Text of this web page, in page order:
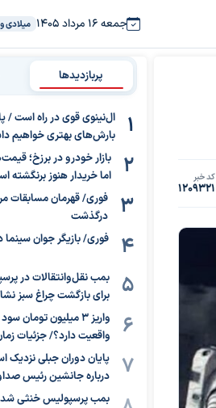
جمعه ۱۶ مرداد ۱۴۰۵ میلادی
کد خبر
1209321
پربازدیدها
ال‌نینوی قوی در راه است /
بارش‌های بهتری خواهیم
بازار خودرو در برزخ؛
اما خریدار هنوز برنگشته
فوری/ قهرمان مسابقات
درگذشت
فوری/ بازیگر جوان
بمب نقل‌وانتقالات در
برای بازگشت چراغ سبز
واریز ۳ میلیون
واقعیت دارد؟/ جزئیات
پایان دوران جبلی نزدیک
درباره جانشین رئیس
بمب پرسپولیس خنثی شد